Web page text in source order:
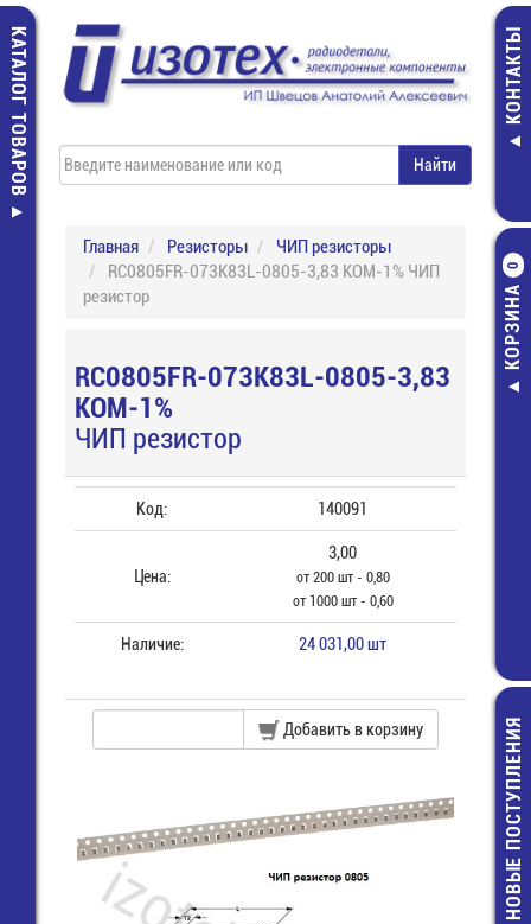
КАТАЛОГ ТОВАРОВ КОНТАКТЫ
КОРЗИНА
0
LS14250
питания НОВЫЕ ПОСТУПЛЕНИЯ
Главная Резисторы
ЧИП резисторы
RC0805FR-073K83L-0805-3,83 КОМ-1% ЧИП
резистор
RC0805FR-073K83L-0805-3,83
КОМ-1%
ЧИП резистор
Код: 140091
Цена:
3,00
от 200 шт - 0,80
от 1000 шт - 0,60
Наличие: 24 031,00 шт
Добавить в корзину